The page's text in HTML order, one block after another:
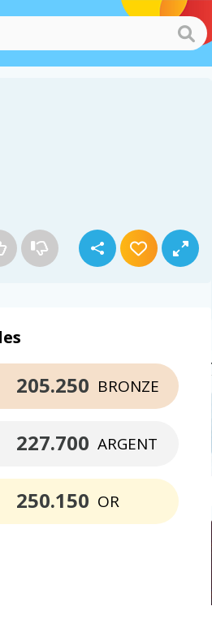
BRONZE
205.250
ARGENT
227.700
OR
250.150